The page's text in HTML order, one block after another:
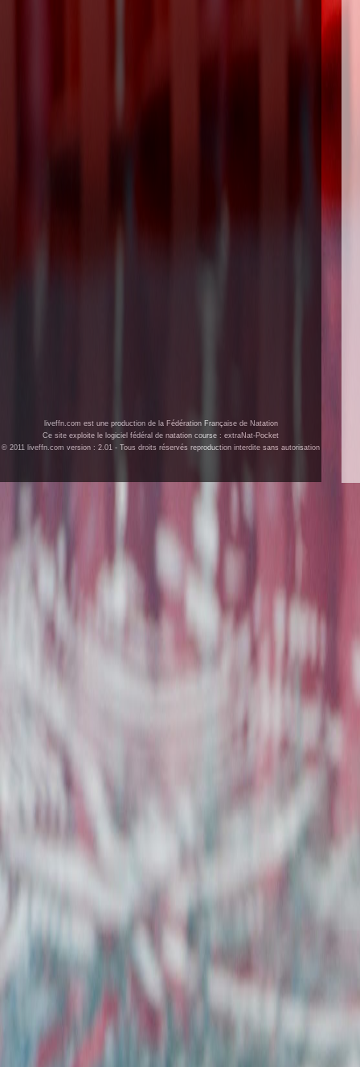
liveffn.com est une production de la Fédération Française de Natation
Ce site exploite le logiciel fédéral de natation course : extraNat-Pocket
© 2011 liveffn.com version : 2.01 - Tous droits réservés reproduction interdite sans autorisation